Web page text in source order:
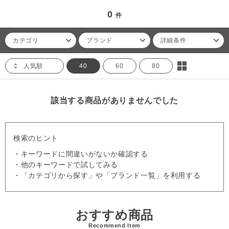
0 件
カテゴリ ブランド 詳細条件
人気順 40 60 80
該当する商品がありませんでした
検索のヒント
・キーワードに間違いがないか確認する
・他のキーワードで試してみる
・「カテゴリから探す」や「ブランド一覧」を利用する
おすすめ商品
Recommend Item